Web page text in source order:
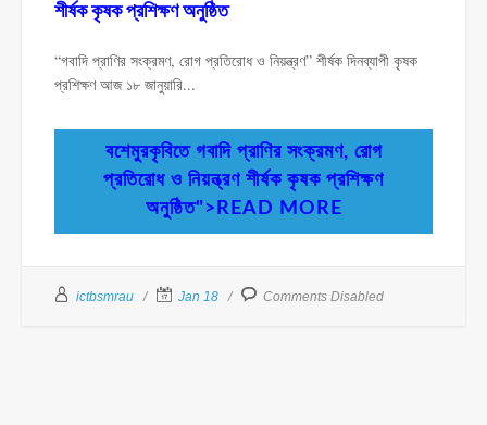
শীর্ষক কৃষক প্রশিক্ষণ অনুষ্ঠিত
“গবাদি প্রাণির সংক্রমণ, রোগ প্রতিরোধ ও নিয়ন্ত্রণ” শীর্ষক দিনব্যাপী কৃষক
প্রশিক্ষণ আজ ১৮ জানুয়ারি...
বশেমুরকৃবিতে গবাদি প্রাণির সংক্রমণ, রোগ
প্রতিরোধ ও নিয়ন্ত্রণ শীর্ষক কৃষক প্রশিক্ষণ
অনুষ্ঠিত">READ MORE
ictbsmrau Jan 18 Comments Disabled